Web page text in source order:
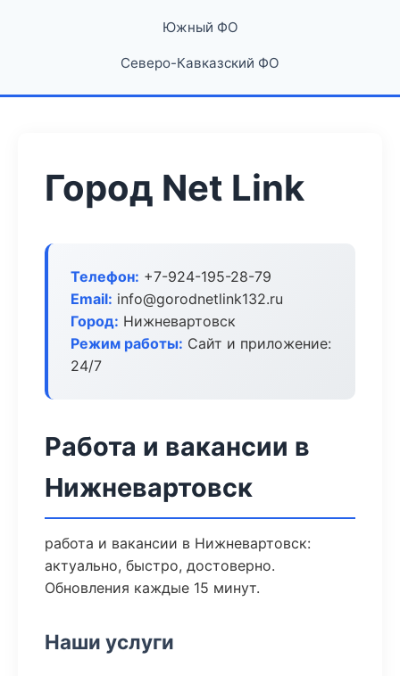
Южный ФО
Северо-Кавказский ФО
Город Net Link
Телефон: +7-924-195-28-79
Email: info@gorodnetlink132.ru
Город: Нижневартовск
Режим работы: Сайт и приложение:
24/7
Работа и вакансии в
Нижневартовск
работа и вакансии в Нижневартовск:
актуально, быстро, достоверно.
Обновления каждые 15 минут.
Наши услуги